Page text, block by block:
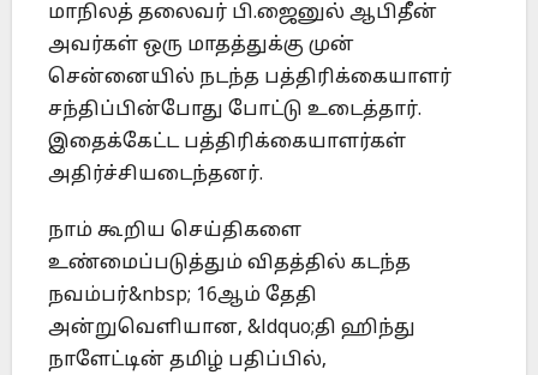
மாநிலத் தலைவர் பி.ஜைனுல் ஆபிதீன்
அவர்கள் ஒரு மாதத்துக்கு முன்
சென்னையில் நடந்த பத்திரிக்கையாளர்
சந்திப்பின்போது போட்டு உடைத்தார்.
இதைக்கேட்ட பத்திரிக்கையாளர்கள்
அதிர்ச்சியடைந்தனர்.
நாம் கூறிய செய்திகளை
உண்மைப்படுத்தும் விதத்தில் கடந்த
நவம்பர்&nbsp; 16ஆம் தேதி
அன்றுவெளியான, &ldquo;தி ஹிந்து
நாளேட்டின் தமிழ் பதிப்பில்,